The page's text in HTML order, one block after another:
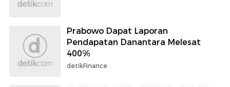
Prabowo Dapat Laporan
Pendapatan Danantara Melesat
400%
detikFinance